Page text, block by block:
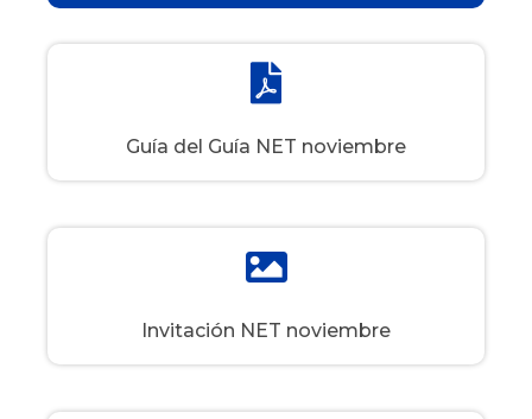
Guía del Guía NET noviembre
Invitación NET noviembre